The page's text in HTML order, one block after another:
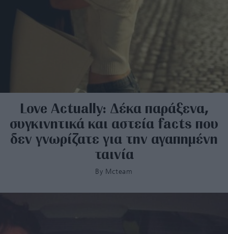
Love Actually: Δέκα παράξενα,
συγκινητικά και αστεία facts που
δεν γνωρίζατε για την αγαπημένη
ταινία
By Mcteam